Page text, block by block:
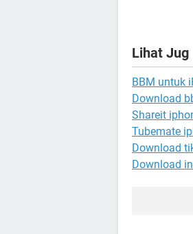
Lihat Jug
BBM untuk
Download
Shareit
Tubemate
Download
Download